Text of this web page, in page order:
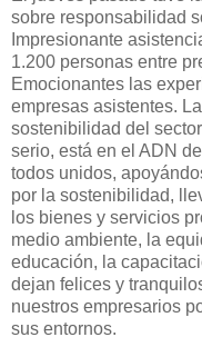
sobre responsabilidad
Impresionante
1.200 personas entre
Emocionantes las
empresas asistentes.
sostenibilidad del
serio, está en el ADN
todos unidos,
por la sostenibilidad,
los bienes y servicios
medio ambiente, la
educación, la
dejan felices y
nuestros empresarios
sus entornos.